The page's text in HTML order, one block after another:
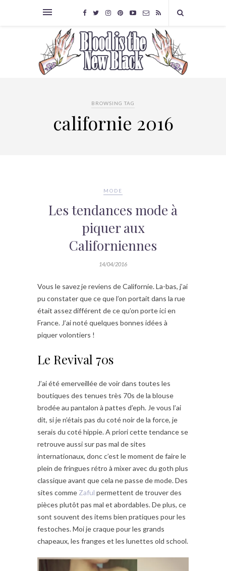
BROWSING TAG
californie 2016
MODE
Les tendances mode à
piquer aux
Californiennes
14/04/2016
Vous le savez je reviens de Californie. La-bas, j’ai
pu constater que ce que l’on portait dans la rue
était assez différent de ce qu’on porte ici en
France. J’ai noté quelques bonnes idées à
piquer volontiers !
Le Revival 70s
J’ai été emerveillée de voir dans toutes les
boutiques des tenues très 70s de la blouse
brodée au pantalon à pattes d’eph. Je vous l’ai
dit, si je n’étais pas du coté noir de la force, je
serais du coté hippie. A priori cette tendance se
retrouve aussi sur pas mal de sites
internationaux, donc c’est le moment de faire le
plein de fringues rétro à mixer avec du goth plus
classique avant que cela ne passe de mode. Des
sites comme Zaful permettent de trouver des
pièces plutôt pas mal et abordables. De plus, ce
sont souvent des items bien pratiques pour les
festoches. Moi je craque pour les grands
chapeaux, les franges et les lunettes old school.